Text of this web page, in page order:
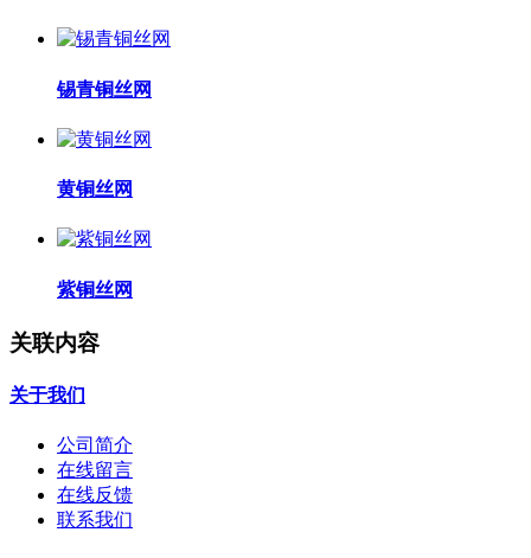
锡青铜丝网
黄铜丝网
紫铜丝网
关联内容
关于我们
公司简介
在线留言
在线反馈
联系我们